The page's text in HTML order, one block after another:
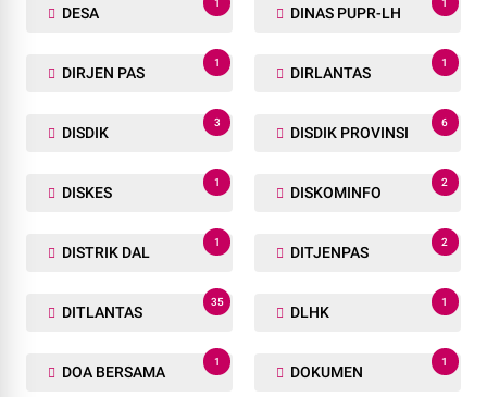
DESA DINAS PUPR-LH
DIRJEN PAS
1
DIRLANTAS
1
DISDIK
3
DISDIK PROVINSI
6
DISKES
1
DISKOMINFO
2
DISTRIK DAL
1
DITJENPAS
2
DITLANTAS
35
DLHK
1
DOA BERSAMA
1
DOKUMEN
1